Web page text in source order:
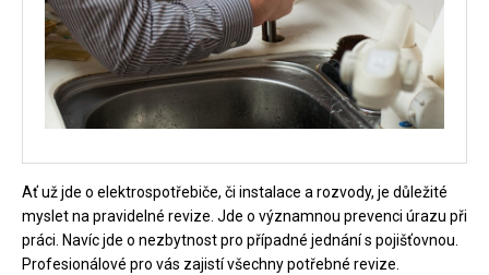
Ať už jde o elektrospotřebiče, či instalace a rozvody, je důležité
myslet na pravidelné revize. Jde o významnou prevenci úrazu při
práci. Navíc jde o nezbytnost pro případné jednání s pojišťovnou.
Profesionálové pro vás zajistí všechny potřebné revize.